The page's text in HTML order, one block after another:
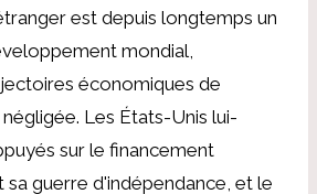
est depuis longtemps un
mondial,
économiques de
Les États-Unis lui-
sur le financement
guerre d'indépendance, et le